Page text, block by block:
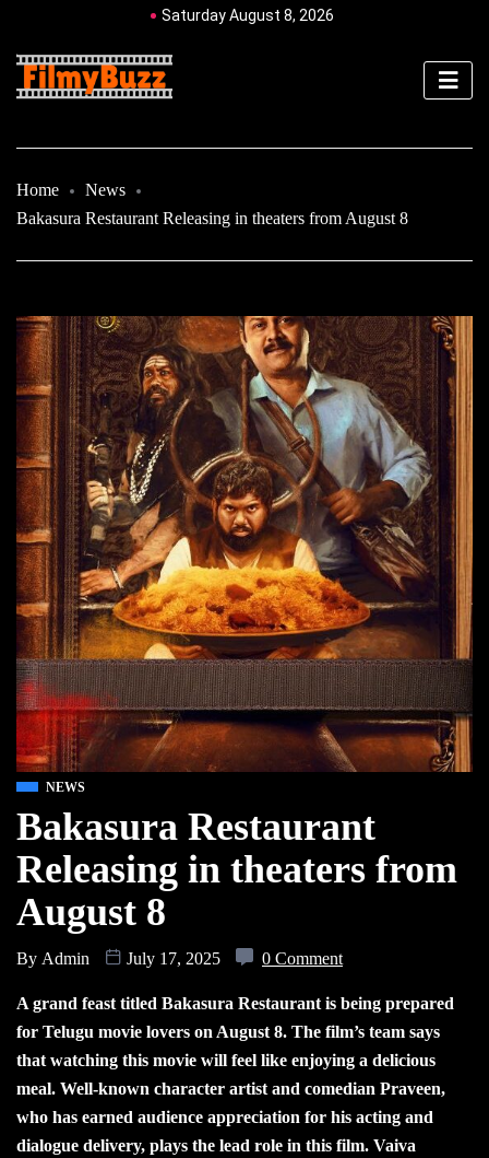
Saturday August 8, 2026
Home
News
Bakasura Restaurant Releasing in theaters from August 8
NEWS
Bakasura Restaurant
Releasing in theaters from
August 8
By Admin July 17, 2025 0 Comment
A grand feast titled Bakasura Restaurant is being prepared
for Telugu movie lovers on August 8. The film’s team says
that watching this movie will feel like enjoying a delicious
meal. Well-known character artist and comedian Praveen,
who has earned audience appreciation for his acting and
dialogue delivery, plays the lead role in this film. Vaiva